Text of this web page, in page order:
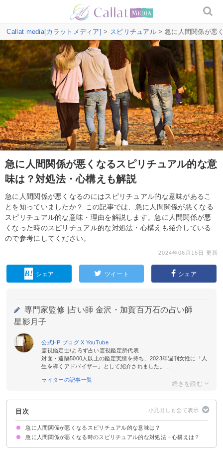
Callat media[カラットメディア] > スピリチュアル > 急に人間関係が悪
急に人間関係が悪くなるスピリチュアル的な意
味は？対処法・心構えも解説
急に人間関係が悪くなるのにはスピリチュアル的な意味があるこ
とを知っていましたか？ この記事では、急に人間関係が悪くなる
スピリチュアル的な意味・理由を解説します。急に人間関係が悪
くなった時のスピリチュアル的な対処法・心構えも紹介している
ので参考にしてください。
2024年06月15日 更新
シェア ツイート シェア
専門家監修 | 占い師 金沢・加賀百万石の占い師
星影月子
公式HP ブログX YouTube
霊視鑑定士/よろず占い霊視鑑定所代表
対面・遠隔5000人以上の鑑定実績を持ち、2023年週刊女性に「人
生を導くアドバイザー」として紹介されました。...
ライターの記事一覧
目次
急に人間関係が悪くなるスピリチュアル的な意味は？
①魂レベルが上昇しているサイン
②波動が上昇している
③人生の転機が訪れるサイン
④前世からのカルマの影響
⑤悪縁のサイン
急に人間関係が悪くなる時のスピリチュアル的な対処法・心構えは？
人間関係の断捨離をする
自身の内面の成長にフォーカスする
関係が悪化した原因が自分にないか内省する
瞑想をして自分の心身を整える